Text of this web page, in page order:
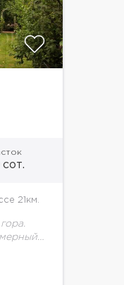
21км.
и